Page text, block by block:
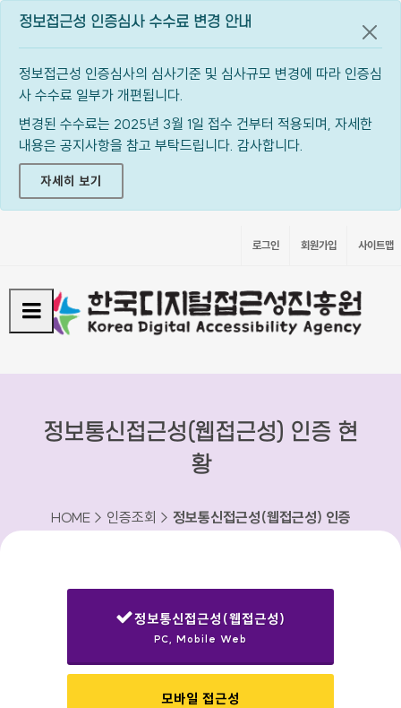
정보접근성 인증심사 수수료 변경 안내
정보접근성 인증심사의 심사기준 및 심사규모 변경에 따라 인증심
사 수수료 일부가 개편됩니다.
변경된 수수료는 2025년 3월 1일 접수 건부터 적용되며, 자세한
내용은 공지사항을 참고 부탁드립니다. 감사합니다.
자세히 보기
공지
로그인 회원가입 사이트맵
정보통신접근성(웹접근성) 인증 현
황
HOME > 인증조회 > 정보통신접근성(웹접근성) 인증
정보통신접근성(웹접근성)
PC, Mobile Web
모바일 접근성